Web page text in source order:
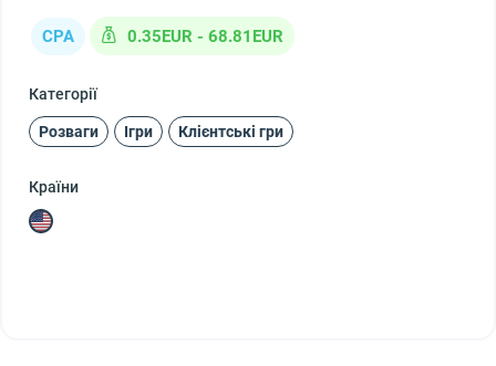
CPA 0.35EUR - 68.81EUR
Категорії
Розваги Ігри Клієнтські гри
Країни